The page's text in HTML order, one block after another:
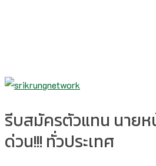
รีบสมัครตัวแทน นายห
ด่วน!!! ทั่วประเทศ